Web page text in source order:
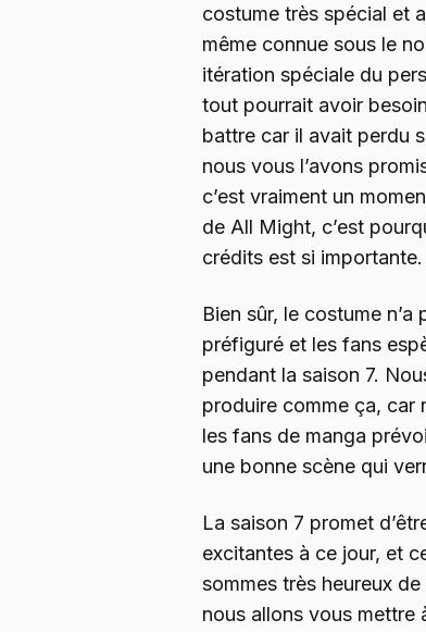
costume très spécial et
même connue sous le
itération spéciale du
tout pourrait avoir
battre car il avait perdu
nous vous l’avons
c’est vraiment un
de All Might, c’est
crédits est si importante.
Bien sûr, le costume
préfiguré et les fans
pendant la saison 7.
produire comme ça, car
les fans de manga
une bonne scène qui
La saison 7 promet
excitantes à ce jour, et
sommes très heureux
nous allons vous mettre